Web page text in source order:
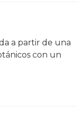
a partir de una
con un